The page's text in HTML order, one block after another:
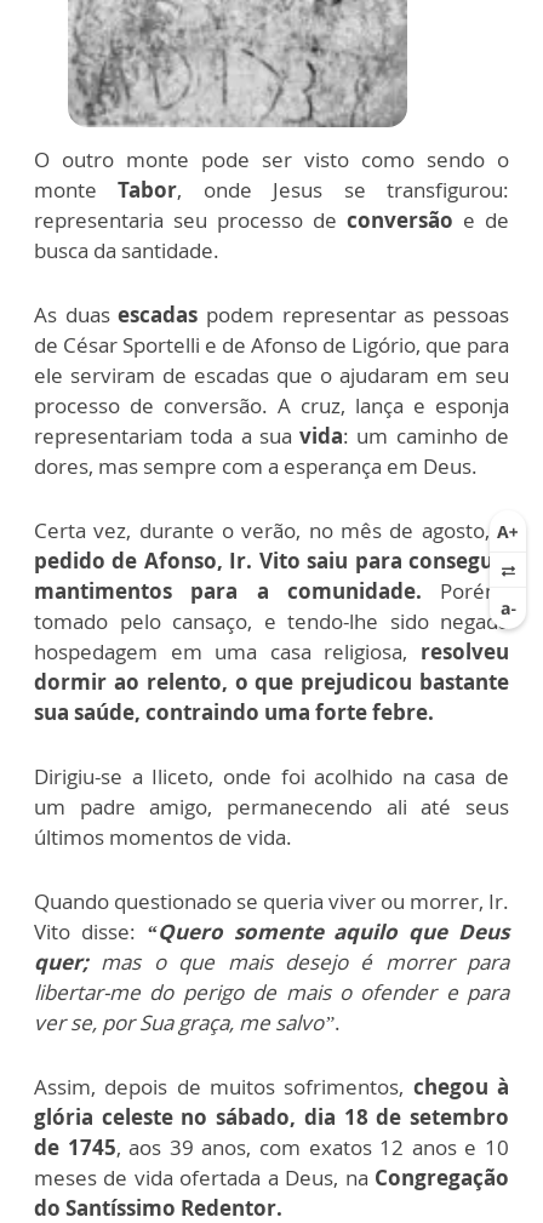
O outro monte pode ser visto como sendo o
monteTabor, onde Jesus se transfigurou:
representaria seu processo de conversão e de
busca da santidade.
As duasescadas podem representar as pessoas
de César Sportelli e de Afonso de Ligório, que para
ele serviram de escadas que o ajudaram em seu
processo de conversão. A cruz, lança e esponja
representariam toda a suavida: um caminho de
dores, mas sempre com a esperança em Deus.
Certa vez, durante o verão, no mês de agosto, a
pedido de Afonso, Ir. Vito saiu para conseguir
mantimentos para a comunidade. Porém,
tomado pelo cansaço, e tendo-lhe sido negada
hospedagem em uma casa religiosa, resolveu
dormir ao relento, o que prejudicou bastante
sua saúde, contraindo uma forte febre.
Dirigiu-se a Iliceto, onde foi acolhido na casa de
um padre amigo, permanecendo ali até seus
últimos momentos de vida.
Quando questionado se queria viver ou morrer, Ir.
Vito disse: “Quero somente aquilo que Deus
quer;mas o que mais desejo é morrer para
libertar-me do perigo de mais o ofender e para
ver se, por Sua graça, me salvo”.
Assim, depois de muitos sofrimentos, chegou à
glória celeste no sábado, dia 18 de setembro
de 1745, aos 39 anos, com exatos 12 anos e 10
meses de vida ofertada a Deus, na Congregação
do Santíssimo Redentor.